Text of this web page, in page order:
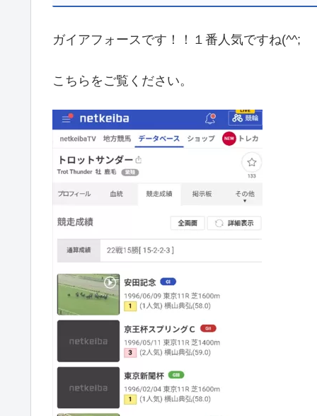
ガイアフォースです！！１番人気ですね(^^;
こちらをご覧ください。